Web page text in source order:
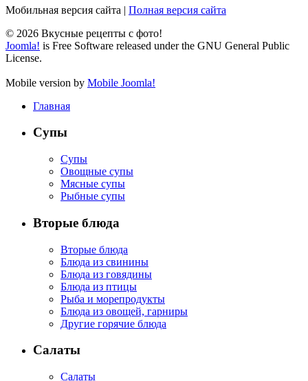
Мобильная версия сайта | Полная версия сайта
© 2026 Вкусные рецепты с фото!
Joomla! is Free Software released under the GNU General Public
License.
Mobile version by Mobile Joomla!
Главная
Супы
Супы
Овощные супы
Мясные супы
Рыбные супы
Вторые блюда
Вторые блюда
Блюда из свинины
Блюда из говядины
Блюда из птицы
Рыба и морепродукты
Блюда из овощей, гарниры
Другие горячие блюда
Салаты
Салаты